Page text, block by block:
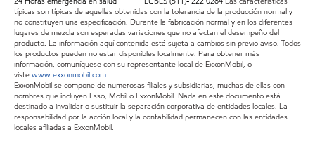
típicas son típicas de aquellas obtenidas con la tolerancia de la producción normal y
no constituyen una especificación. Durante la fabricación normal y en los diferentes
lugares de mezcla son esperadas variaciones que no afectan el desempeño del
producto. La información aquí contenida está sujeta a cambios sin previo aviso. Todos
los productos pueden no estar disponibles localmente. Para obtener más
información, comuníquese con su representante local de ExxonMobil, o
vistewww.exxonmobil.com
ExxonMobil se compone de numerosas filiales y subsidiarias, muchas de ellas con
nombres que incluyen Esso, Mobil o ExxonMobil. Nada en este documento está
destinado a invalidar o sustituir la separación corporativa de entidades locales. La
responsabilidad por la acción local y la contabilidad permanecen con las entidades
locales afiliadas a ExxonMobil.